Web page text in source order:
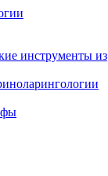
инструменты из